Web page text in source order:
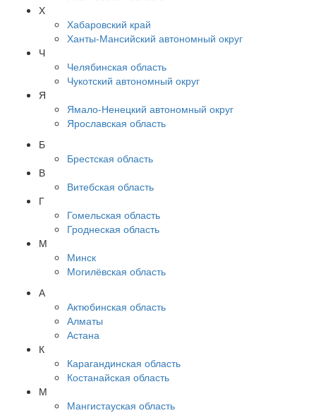
Х
Хабаровский край
Ханты-Мансийский автономный округ
Ч
Челябинская область
Чукотский автономный округ
Я
Ямало-Ненецкий автономный округ
Ярославская область
Б
Брестская область
В
Витебская область
Г
Гомельская область
Гроднеская область
М
Минск
Могилёвская область
А
Актюбинская область
Алматы
Астана
К
Карагандинская область
Костанайская область
М
Мангистауская область